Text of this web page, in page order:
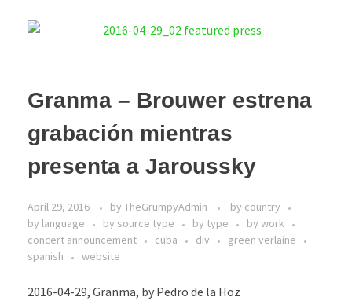
Granma – Brouwer estrena
grabación mientras
presenta a Jaroussky
April 29, 2016 by TheGrumpyAdmin
by country
by language
by source type by type
by work
concert announcement
cuba div
green verlaine
spanish
website
2016-04-29, Granma, by Pedro de la Hoz